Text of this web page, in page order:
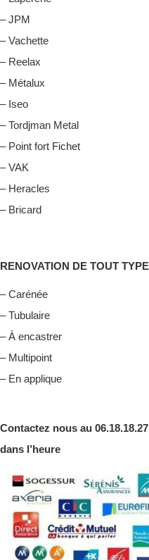
– JPM
– Vachette
– Reelax
– Métalux
– Iseo
– Tordjman Metal
– Point fort Fichet
– VAK
– Heracles
– Bricard
RENOVATION DE TOUT
– Carénée
– Tubulaire
– À encastrer
– Multipoint
– En applique
Contactez nous au
dans l’heure